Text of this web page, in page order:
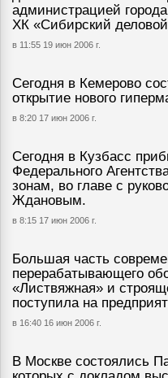
администрацией
ХК «Сибирский
в 11:55 19 июн 2006 г.
Сегодня в Кемерово
открытие нового
в 8:20 17 июн 2006 г.
Сегодня в Кузбасс
Федерального
зонам, во главе с
Ждановым.
в 8:15 17 июн 2006 г.
Большая часть
перерабатывающего
«Листвяжная» и
поступила на
в 16:40 16 июн 2006 г.
В Москве состоялись